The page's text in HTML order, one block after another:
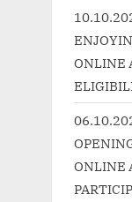
ONLINE
ONLINE